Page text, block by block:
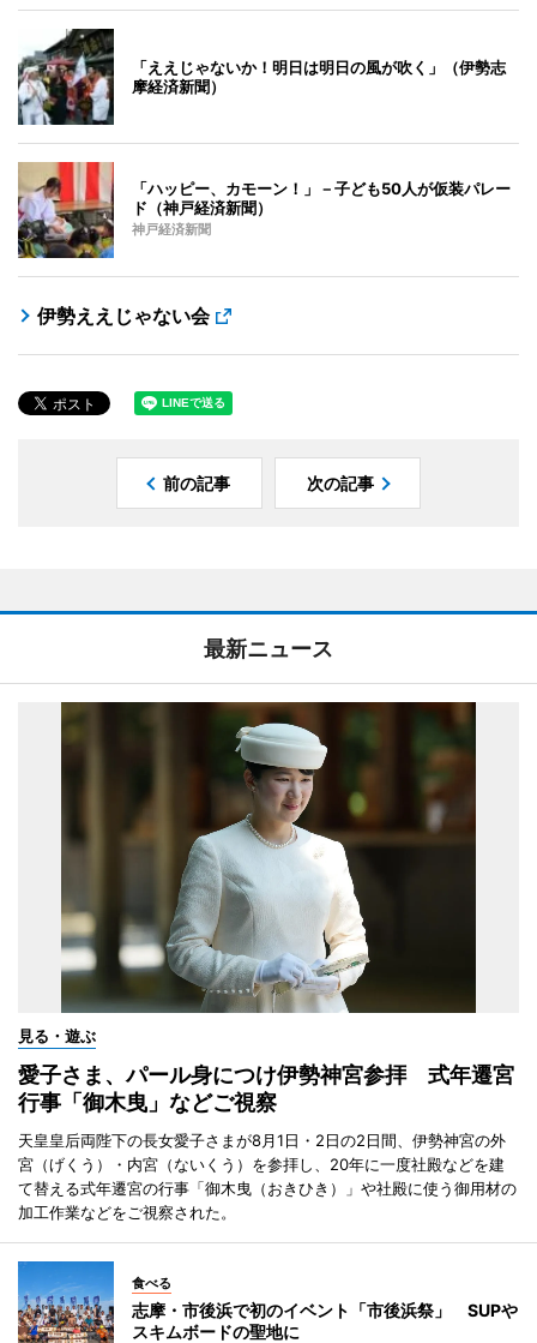
「ええじゃないか！明日は明日の風が吹く」（伊勢志
摩経済新聞）
「ハッピー、カモーン！」－子ども50人が仮装パレー
ド（神戸経済新聞）
神戸経済新聞
伊勢ええじゃない会
前の記事 次の記事
最新ニュース
見る・遊ぶ
愛子さま、パール身につけ伊勢神宮参拝 式年遷宮
行事「御木曳」などご視察
天皇皇后両陛下の長女愛子さまが8月1日・2日の2日間、伊勢神宮の外
宮（げくう）・内宮（ないくう）を参拝し、20年に一度社殿などを建
て替える式年遷宮の行事「御木曳（おきひき）」や社殿に使う御用材の
加工作業などをご視察された。
食べる
志摩・市後浜で初のイベント「市後浜祭」 SUPや
スキムボードの聖地に